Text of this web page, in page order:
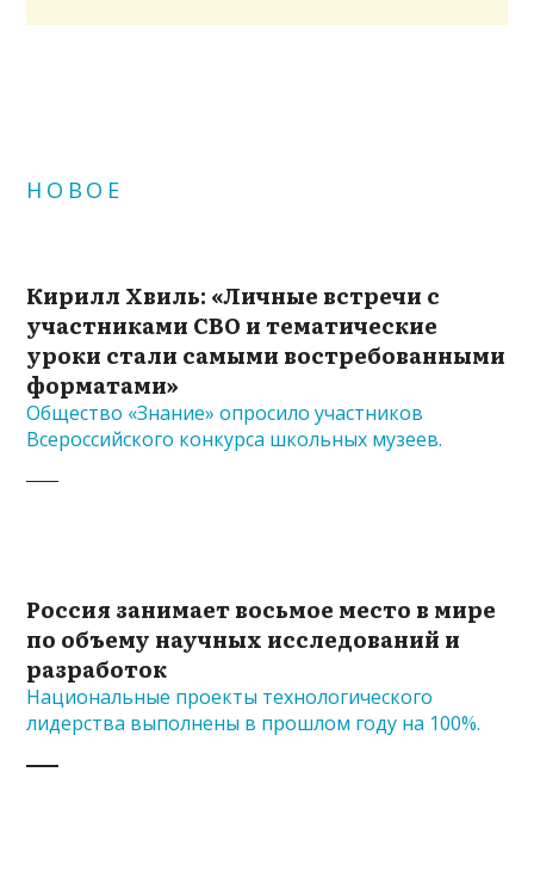
НОВОЕ
Кирилл Хвиль: «Личные встречи с
участниками СВО и тематические
уроки стали самыми востребованными
форматами»
Общество «Знание» опросило участников
Всероссийского конкурса школьных музеев.
Россия занимает восьмое место в мире
по объему научных исследований и
разработок
Национальные проекты технологического
лидерства выполнены в прошлом году на 100%.